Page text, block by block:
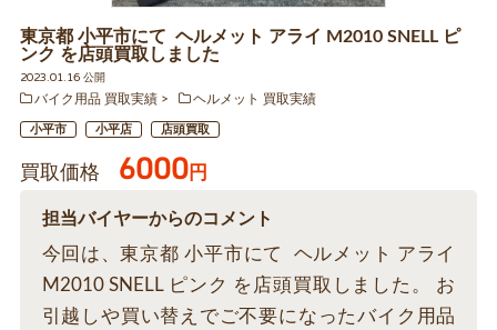
東京都 小平市にて ヘルメット アライ M2010 SNELL ピ
ンク を店頭買取しました
2023.01.16 公開
バイク用品 買取実績
ヘルメット 買取実績
小平市 小平店 店頭買取
買取価格 6000円
担当バイヤーからのコメント
今回は、東京都 小平市にて ヘルメット アライ
M2010 SNELL ピンク を店頭買取しました。 お
引越しや買い替えでご不要になったバイク用品